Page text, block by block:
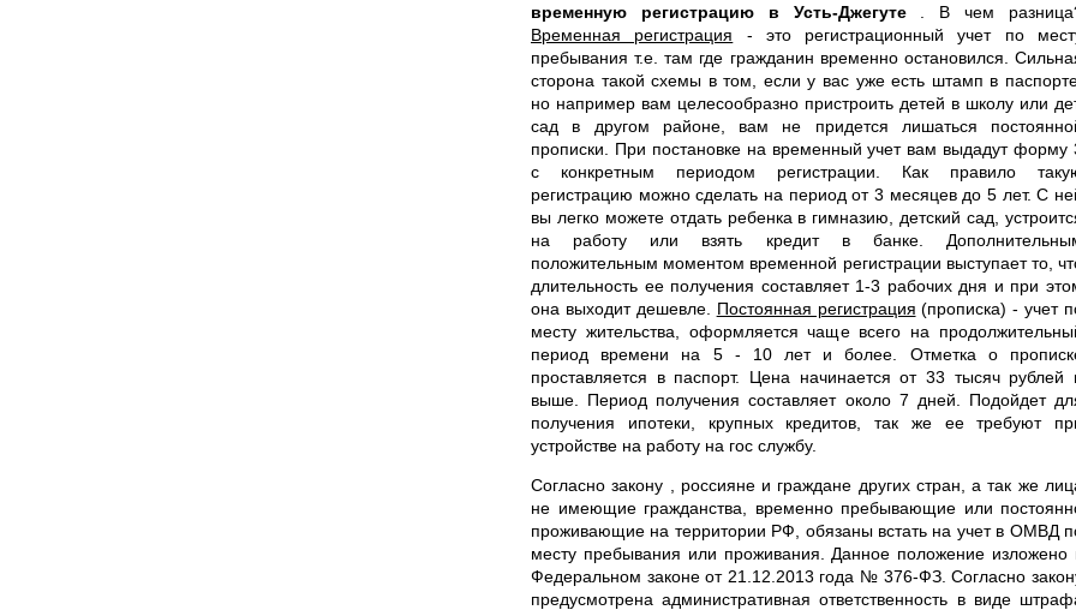
временную регистрацию в Усть-Джегуте
. В чем
Временная регистрация - это регистрационный учет по
пребывания т.е. там где гражданин временно остановился.
сторона такой схемы в том, если у вас уже есть штамп в
но например вам целесообразно пристроить детей в школу или
сад в другом районе, вам не придется лишаться
прописки. При постановке на временный учет вам выдадут форму
с конкретным периодом регистрации. Как правило
регистрацию можно сделать на период от 3 месяцев до 5 лет. С
вы легко можете отдать ребенка в гимназию, детский сад,
на работу или взять кредит в банке.
положительным моментом временной регистрации выступает то,
длительность ее получения составляет 1-3 рабочих дня и при
она выходит дешевле. Постоянная регистрация (прописка) - учет
месту жительства, оформляется чаще всего на
период времени на 5 - 10 лет и более. Отметка о
проставляется в паспорт. Цена начинается от 33 тысяч рублей
выше. Период получения составляет около 7 дней. Подойдет
получения ипотеки, крупных кредитов, так же ее требуют
устройстве на работу на гос службу.
Согласно закону , россияне и граждане других стран, а так же
не имеющие гражданства, временно пребывающие или
проживающие на территории РФ, обязаны встать на учет в ОМВД
месту пребывания или проживания. Данное положение изложено
Федеральном законе от 21.12.2013 года № 376-ФЗ. Согласно
предусмотрена административная ответственность в виде